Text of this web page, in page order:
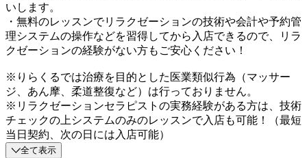
いします。
・無料のレッスンでリラクゼーションの技術や会計や予約管
理システムの操作などを習得してから入店できるので、リラ
クゼーションの経験がない方もご安心ください！
※りらくるでは治療を目的とした医業類似行為（マッサー
ジ、あん摩、柔道整復など）は行っておりません。
※リラクゼーションセラピストの実務経験がある方は、技術
チェックの上システムのみのレッスンで入店も可能！（最短
当日契約、次の日には入店可能）
全て表示